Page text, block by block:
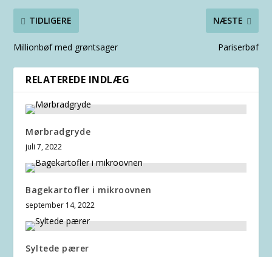
TIDLIGERE
Millionbøf med grøntsager
NÆSTE
Pariserbøf
RELATEREDE INDLÆG
Mørbradgryde
juli 7, 2022
Bagekartofler i mikroovnen
september 14, 2022
Syltede pærer